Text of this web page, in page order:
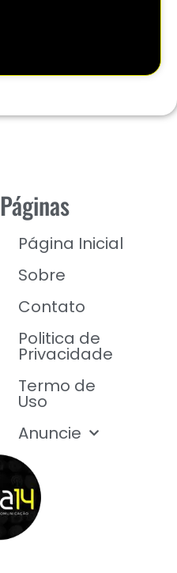
Páginas
Página Inicial
Sobre
Contato
Politica de
Privacidade
Termo de
Uso
Anuncie